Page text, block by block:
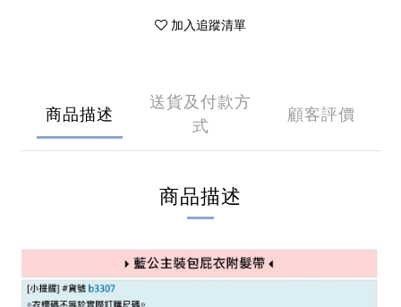
加入追蹤清單
商品描述
送貨及付款方
式
顧客評價
商品描述